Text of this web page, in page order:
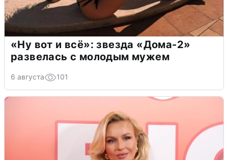
«Ну вот и всё»: звезда «Дома-2»
развелась с молодым мужем
6 августа 101